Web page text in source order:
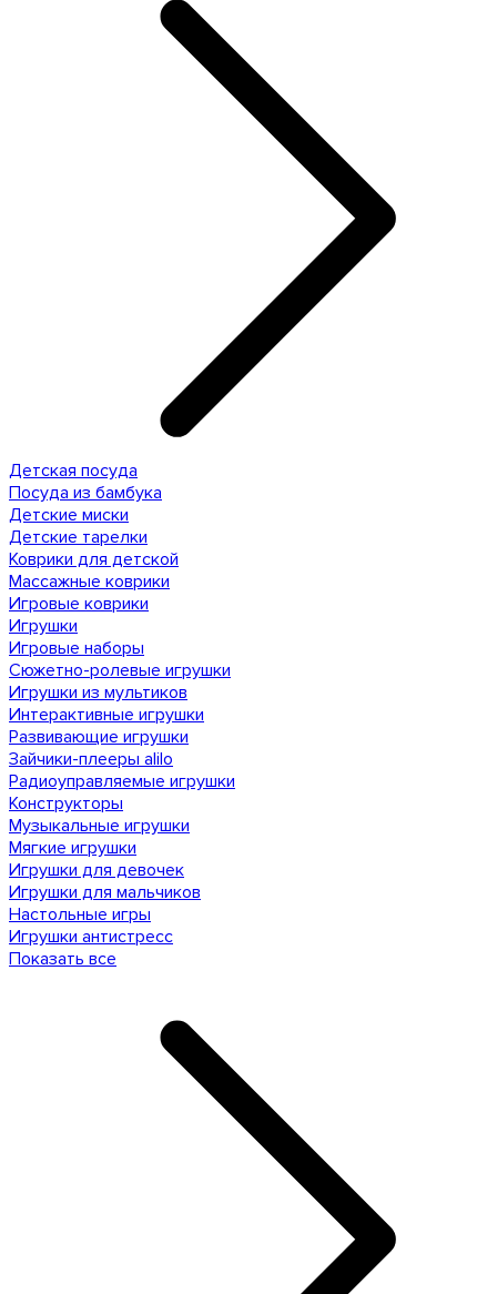
Детская посуда
Посуда из бамбука
Детские миски
Детские тарелки
Коврики для детской
Массажные коврики
Игровые коврики
Игрушки
Игровые наборы
Сюжетно-ролевые игрушки
Игрушки из мультиков
Интерактивные игрушки
Развивающие игрушки
Зайчики-плееры alilo
Радиоуправляемые игрушки
Конструкторы
Музыкальные игрушки
Мягкие игрушки
Игрушки для девочек
Игрушки для мальчиков
Настольные игры
Игрушки антистресс
Показать все